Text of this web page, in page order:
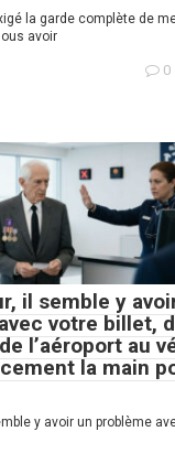
la garde complète de
avoir
0
il semble y
votre billet,
l’aéroport au
la main
y avoir un problème